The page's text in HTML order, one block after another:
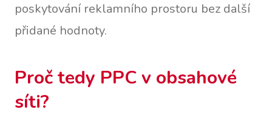
poskytování reklamního prostoru bez další
přidané hodnoty.
Proč tedy PPC v obsahové
síti?